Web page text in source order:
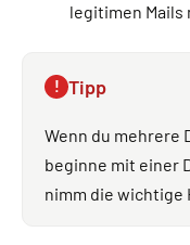
legitimen Mails
! Tipp
Wenn du mehrere
beginne mit einer
nimm die wichtige